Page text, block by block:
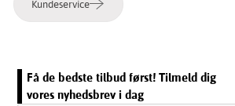
Kundeservice
Få de bedste tilbud først! Tilmeld dig
vores nyhedsbrev i dag